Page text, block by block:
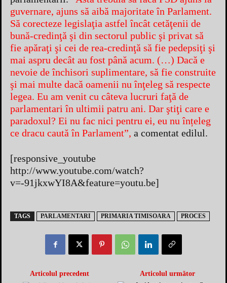
guvernare, ajuns să aibă majoritate în Parlament.
Să corecteze legislaţia astfel încât cetăţenii de
bună-credinţă şi din sectorul public şi privat să
fie apăraţi şi cei de rea-credinţă să fie pedepsiţi şi
mai aspru decât au fost până acum. (…) Dacă e
nevoie de închisori suplimentare, să fie construite
şi mai multe dacă oamenii nu înţeleg să respecte
legea. Eu am venit cu câteva lucruri faţă de
parlamentari în ultimii patru ani. Dar ştiţi care e
paradoxul? Ei nu fac nici pentru ei, eu nu înțeleg
ce dracu caută în Parlament”, a comentat edilul.
[responsive_youtube
http://www.youtube.com/watch?
v=-91jkxwYI8A&feature=youtu.be]
TAGS PARLAMENTARI PRIMARIA TIMISOARA PROCES
Articolul precedent Articolul următor